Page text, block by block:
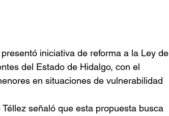
iniciativa de reforma a la Ley de
del Estado de Hidalgo, con el
en situaciones de vulnerabilidad
señaló que esta propuesta busca